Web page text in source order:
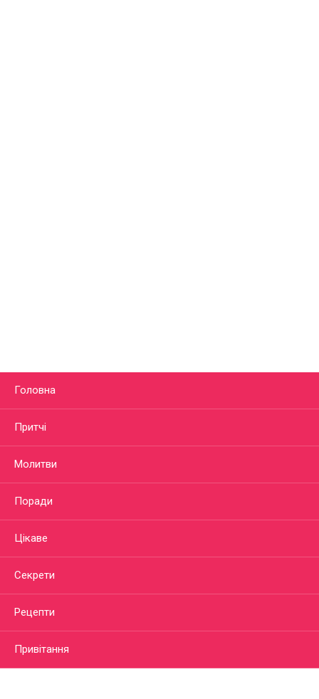
Головна
Притчі
Молитви
Поради
Цікаве
Секрети
Рецепти
Привітання